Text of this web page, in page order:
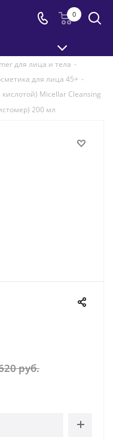
0
для лица и тела -
для лица 45+ -
Micellar Cleansing
200 мл
руб.